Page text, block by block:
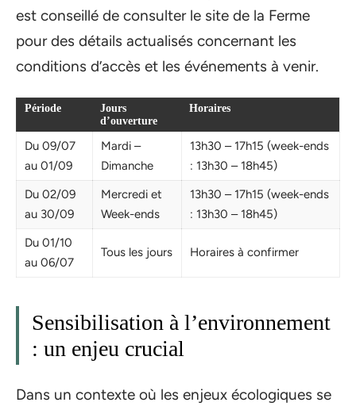
est conseillé de consulter le site de la Ferme
pour des détails actualisés concernant les
conditions d’accès et les événements à venir.
Période
Jours
d’ouverture
Horaires
Du 09/07
au 01/09
Mardi –
Dimanche
13h30 – 17h15 (week-ends
: 13h30 – 18h45)
Du 02/09
au 30/09
Mercredi et
Week-ends
13h30 – 17h15 (week-ends
: 13h30 – 18h45)
Du 01/10
au 06/07
Tous les jours Horaires à confirmer
Sensibilisation à l’environnement
: un enjeu crucial
Dans un contexte où les enjeux écologiques se